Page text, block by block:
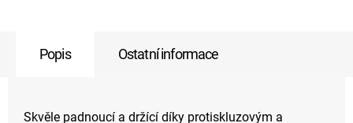
Popis Ostatní informace
Skvěle padnoucí a držící díky protiskluzovým a